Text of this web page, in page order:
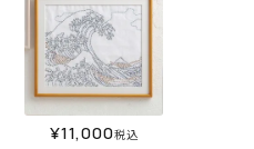
¥11,000税込